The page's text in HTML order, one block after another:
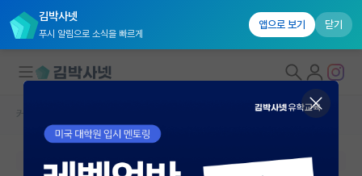
김박사넷
푸시 알림으로 소식을 빠르게
앱으로 보기 닫기
대학원생 모집
국내대학원 정보
커뮤니티 홈
본문이 수정되지 않는 박제글입니다.